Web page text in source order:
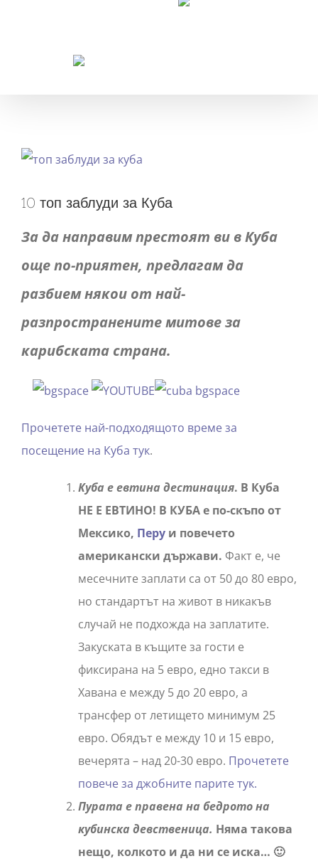
View
Image
10 топ заблуди за Куба
За да направим престоят ви в Куба
още по-приятен, предлагам да
разбием някои от най-
разпространените митове за
карибската страна.
Прочетете най-подходящото време за
посещение на Куба тук.
Куба е евтина дестинация. В Куба
НЕ Е ЕВТИНО! В КУБА е по-скъпо от
Мексико, Перу и повечето
американски държави. Факт е, че
месечните заплати са от 50 до 80 евро,
но стандартът на живот в никакъв
случай не подхожда на заплатите.
Закуската в къщите за гости е
фиксирана на 5 евро, едно такси в
Хавана е между 5 до 20 евро, а
трансфер от летището минимум 25
евро. Обядът е между 10 и 15 евро,
вечерята – над 20-30 евро. Прочетете
повече за джобните парите тук.
Пурата е правена на бедрото на
кубинска девственица. Няма такова
нещо, колкото и да ни се иска… 🙂